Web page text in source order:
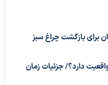
برای بازگشت چراغ سبز
واقعیت دارد؟/ جزئیات زمان